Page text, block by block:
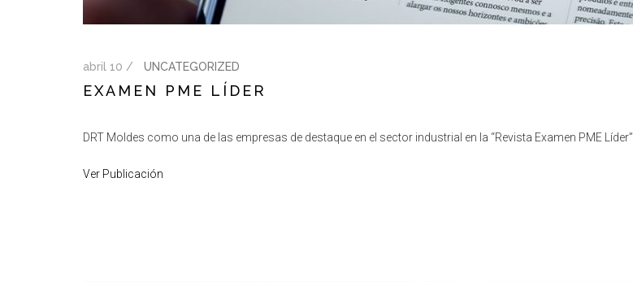
abril 10 / UNCATEGORIZED
EXAMEN PME LÍDER
DRT Moldes como una de las empresas de destaque en el sector industrial en la “Revista Examen PME Líder”.
Ver Publicación